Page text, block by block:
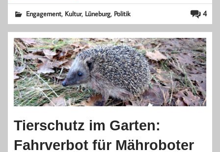
4
Engagement, Kultur, Lüneburg, Politik
Tierschutz im Garten:
Fahrverbot für Mähroboter